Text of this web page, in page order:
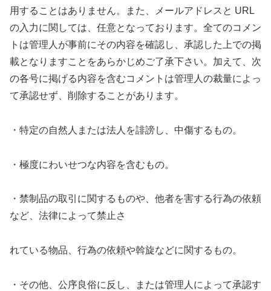
用することはありません。また、メールアドレスと URL
の入力に関しては、任意となっております。全てのコメン
トは管理人が事前にその内容を確認し、承認した上での掲
載となりますことをあらかじめご了承下さい。加えて、次
の各号に掲げる内容を含むコメントは管理人の裁量によっ
て承認せず、削除することがあります。
・特定の自然人または法人を誹謗し、中傷するもの。
・極度にわいせつな内容を含むもの。
・禁制品の取引に関するものや、他者を害する行為の依頼
など、法律によって禁止さ
れている物品、行為の依頼や斡旋などに関するもの。
・その他、公序良俗に反し、または管理人によって承認す